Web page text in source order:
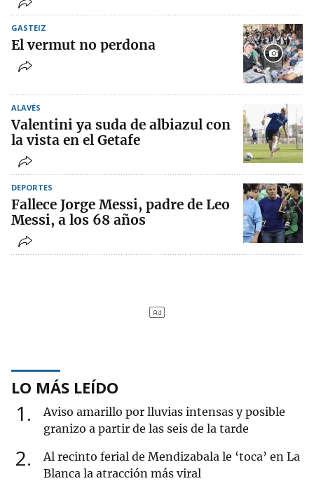
GASTEIZ
El vermut no perdona
ALAVÉS
Valentini ya suda de albiazul con
la vista en el Getafe
DEPORTES
Fallece Jorge Messi, padre de Leo
Messi, a los 68 años
LO MÁS LEÍDO
1
Aviso amarillo por lluvias intensas y posible
granizo a partir de las seis de la tarde
2
Al recinto ferial de Mendizabala le ‘toca’ en La
Blanca la atracción más viral